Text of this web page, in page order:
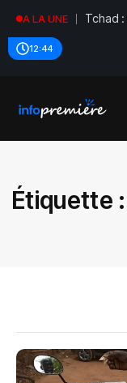
A LA UNE
Tchad :
12:44
Étiquette :